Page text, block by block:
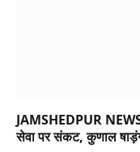
JAMSHEDPUR
सेवा पर संकट, कुणाल